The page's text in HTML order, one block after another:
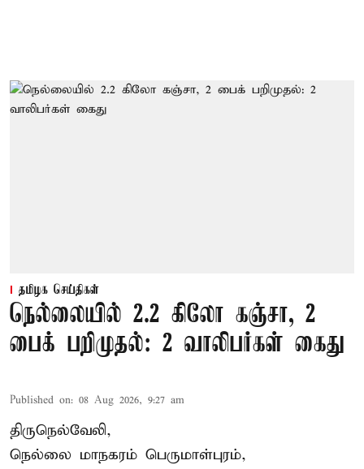
தமிழக செய்திகள்
நெல்லையில் 2.2 கிலோ கஞ்சா, 2
பைக் பறிமுதல்: 2 வாலிபர்கள் கைது
Published on: 08 Aug 2026, 9:27 am
திருநெல்வேலி,
நெல்லை மாநகரம் பெருமாள்புரம்,